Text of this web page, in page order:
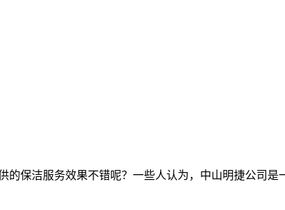
的保洁服务效果不错呢？一些人认为，中山明捷公司是